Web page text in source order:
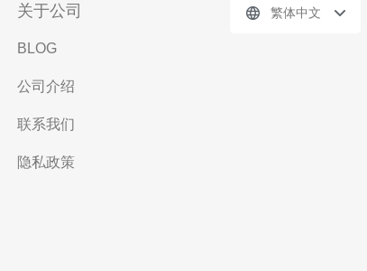
关于公司
BLOG
公司介绍
联系我们
隐私政策
繁体中文